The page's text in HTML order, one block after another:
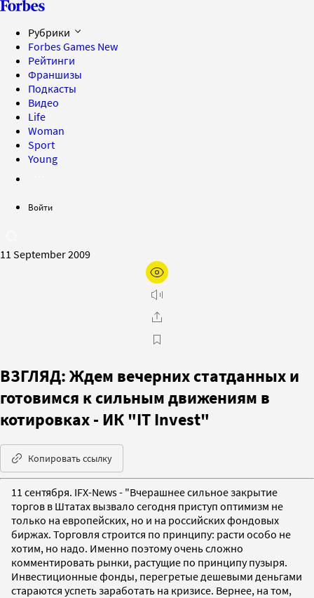
Рубрики
Forbes Games New
Рейтинги
Франшизы
Подкасты
Видео
Life
Woman
Sport
Young
Войти
11 September 2009
ВЗГЛЯД: Ждем вечерних статданных и
готовимся к сильным движениям в
котировках - ИК "IT Invest"
Копировать ссылку
11 сентября. IFX-News - "Вчерашнее сильное закрытие
торгов в Штатах вызвало сегодня приступ оптимизм не
только на европейских, но и на российских фондовых
биржах. Торговля строится по принципу: расти особо не
хотим, но надо. Именно поэтому очень сложно
комментировать рынки, растущие по принципу пузыря.
Инвестиционные фонды, перегретые дешевыми деньгами
стараются успеть заработать на кризисе. Вернее, на том,